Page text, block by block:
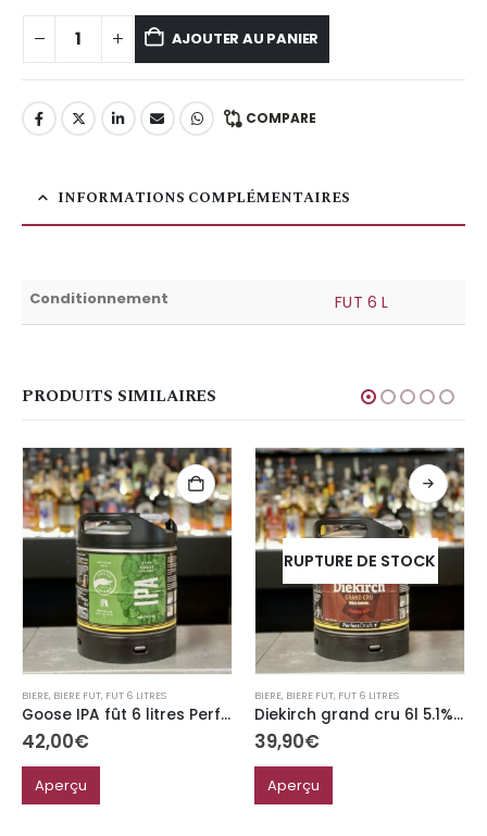
AJOUTER AU PANIER
COMPARE
INFORMATIONS COMPLÉMENTAIRES
Conditionnement FUT 6 L
PRODUITS SIMILAIRES
BIERE, BIERE FUT, FUT 6 LITRES
Goose IPA fût 6 litres Perfect Draft 5.9%
42,00€
Aperçu
RUPTURE DE STOCK
BIERE, BIERE FUT, FUT 6 LITRES
Diekirch grand cru 6l 5.1% perfect draft
39,90€
Aperçu